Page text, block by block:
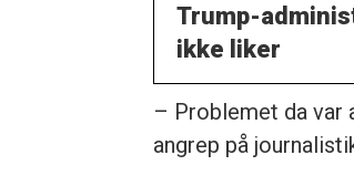
Trump-
ikke liker
– Problemet da var
angrep på